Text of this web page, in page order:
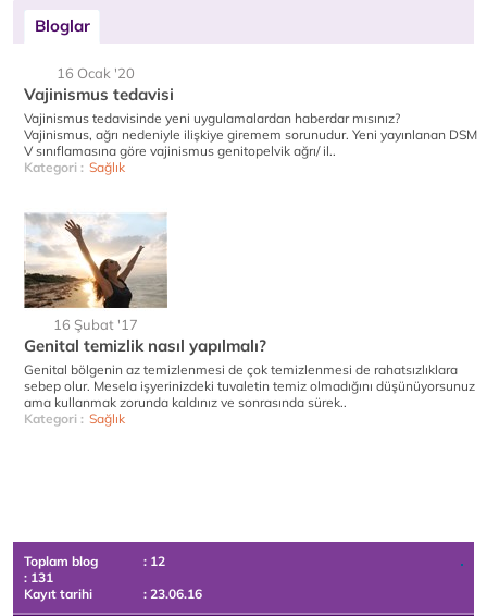
Bloglar
16 Ocak '20
Vajinismus tedavisi
Vajinismus tedavisinde yeni uygulamalardan haberdar mısınız?
Vajinismus, ağrı nedeniyle ilişkiye giremem sorunudur. Yeni yayınlanan DSM
V sınıflamasına göre vajinismus genitopelvik ağrı/ il..
Kategori : Sağlık
16 Şubat '17
Genital temizlik nasıl yapılmalı?
Genital bölgenin az temizlenmesi de çok temizlenmesi de rahatsızlıklara
sebep olur. Mesela işyerinizdeki tuvaletin temiz olmadığını düşünüyorsunuz
ama kullanmak zorunda kaldınız ve sonrasında sürek..
Kategori : Sağlık
Toplam blog
: 12
: 131
Kayıt tarihi
: 23.06.16